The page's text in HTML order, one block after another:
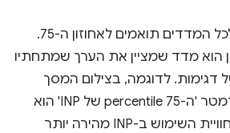
האחוזונים שמוצגים לכל המדדים תואמים לאחוזון ה-75.
הוא מדד שמציין את הערך שמתחתיו
דגימות. לדוגמה, בצילום המסך
שלמעלה מוצג שהפרמטר 'ה-75 percentile של INP' הוא
64ms, כלומר 75% מחוויית השימוש ב-INP מהירה יותר